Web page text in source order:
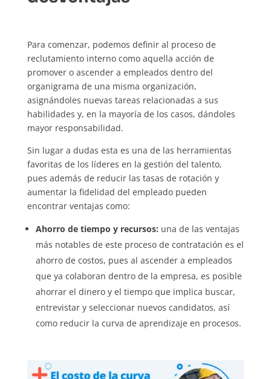
Para comenzar, podemos definir al proceso de
reclutamiento interno como aquella acción de
promover o ascender a empleados dentro del
organigrama de una misma organización,
asignándoles nuevas tareas relacionadas a sus
habilidades y, en la mayoría de los casos, dándoles
mayor responsabilidad.
Sin lugar a dudas esta es una de las herramientas
favoritas de los líderes en la gestión del talento,
pues además de reducir las tasas de rotación y
aumentar la fidelidad del empleado pueden
encontrar ventajas como:
Ahorro de tiempo y recursos: una de las ventajas
más notables de este proceso de contratación es el
ahorro de costos, pues al ascender a empleados
que ya colaboran dentro de la empresa, es posible
ahorrar el dinero y el tiempo que implica buscar,
entrevistar y seleccionar nuevos candidatos, así
como reducir la curva de aprendizaje en procesos.